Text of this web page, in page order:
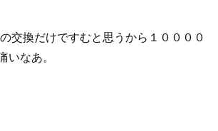
交換だけですむと思うから１００００
いなあ。